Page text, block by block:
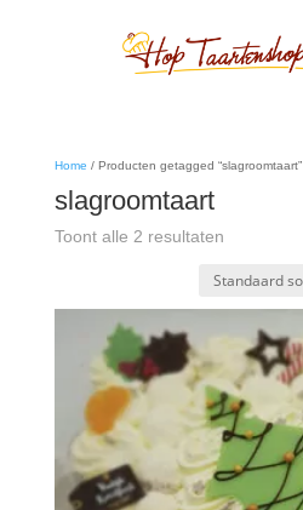
Home / Producten getagged “slagroomtaart”
slagroomtaart
Toont alle 2 resultaten